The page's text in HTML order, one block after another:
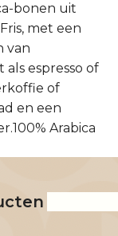
bonen uit
met een
van
espresso of
of
en een
Arabica